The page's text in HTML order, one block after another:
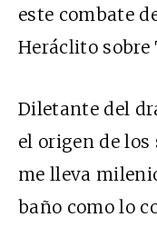
este combate
Heráclito sobre
Diletante del
el origen de los
me lleva
baño como lo